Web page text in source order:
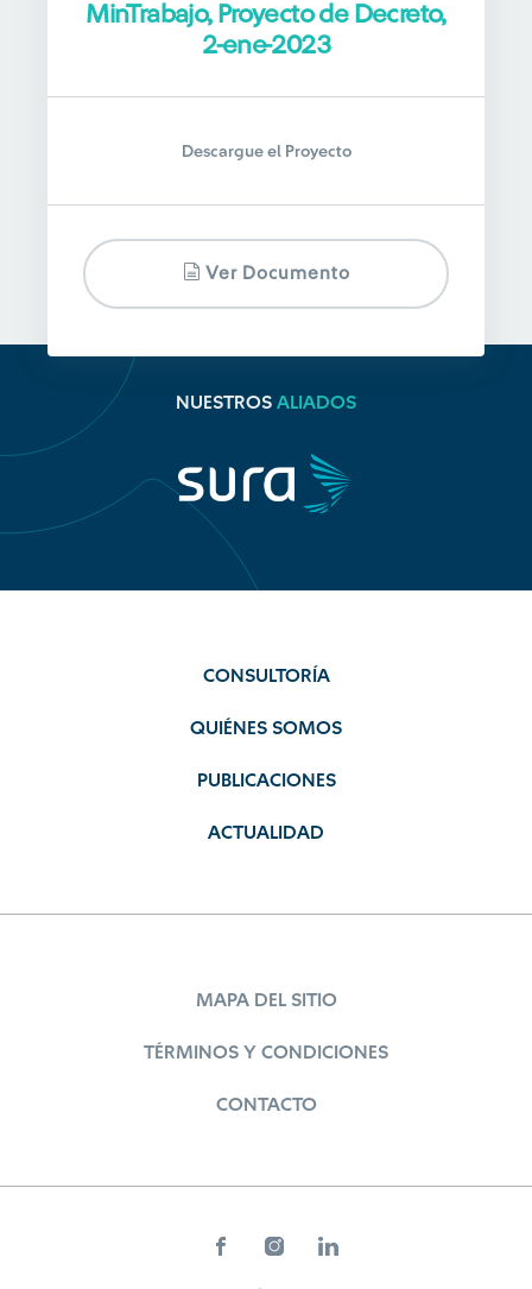
MinTrabajo, Proyecto de Decreto,
2-ene-2023
Descargue el Proyecto
Ver Documento
NUESTROS ALIADOS
CONSULTORÍA
QUIÉNES SOMOS
PUBLICACIONES
ACTUALIDAD
MAPA DEL SITIO
TÉRMINOS Y CONDICIONES
CONTACTO